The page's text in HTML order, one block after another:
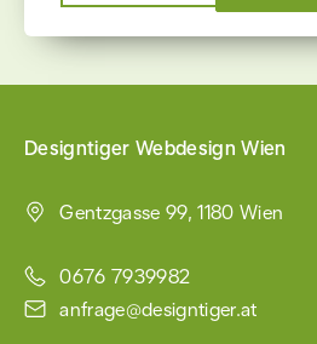
leave
this
field
Designtiger Webdesign Wien
Gentzgasse 99, 1180 Wien
0676 7939982
anfrage@designtiger.at